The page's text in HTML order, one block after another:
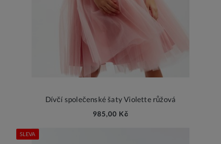
Dívčí společenské šaty Violette růžová
985,00 Kč
SLEVA